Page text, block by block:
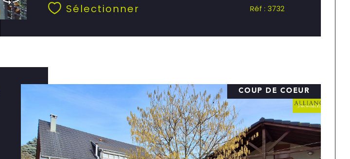
Sélectionner Réf : 3732
COUP DE COEUR